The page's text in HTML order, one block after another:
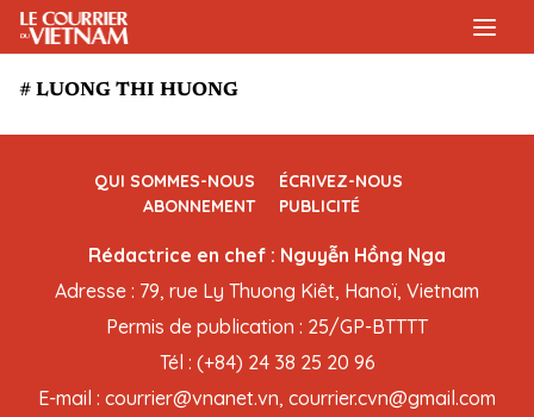
# LUONG THI HUONG
QUI SOMMES-NOUS
ÉCRIVEZ-NOUS
ABONNEMENT
PUBLICITÉ
Rédactrice en chef : Nguyễn Hồng Nga
Adresse : 79, rue Ly Thuong Kiêt, Hanoï, Vietnam
Permis de publication : 25/GP-BTTTT
Tél : (+84) 24 38 25 20 96
E-mail : courrier@vnanet.vn, courrier.cvn@gmail.com